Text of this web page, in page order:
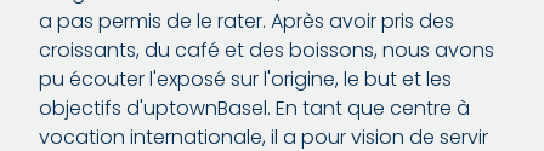
a pas permis de le rater. Après avoir pris des
croissants, du café et des boissons, nous avons
pu écouter l'exposé sur l'origine, le but et les
objectifs d'uptownBasel. En tant que centre à
vocation internationale, il a pour vision de servir